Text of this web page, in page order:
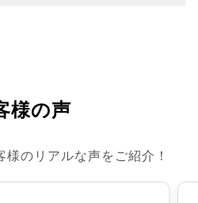
様の声
のリアルな声をご紹介！